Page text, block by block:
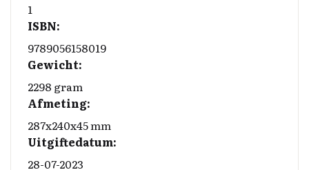
1
ISBN:
9789056158019
Gewicht:
2298 gram
Afmeting:
287x240x45 mm
Uitgiftedatum:
28-07-2023